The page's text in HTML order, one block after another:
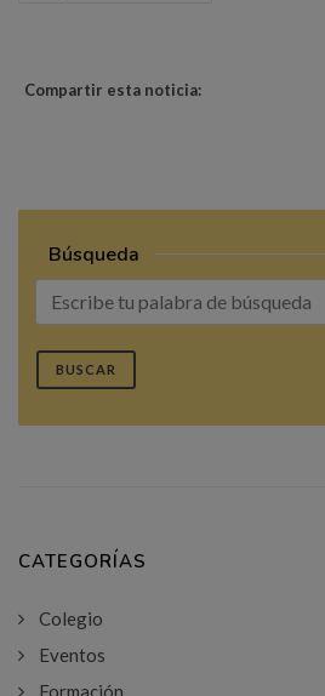
Compartir esta noticia:
Búsqueda
BUSCAR
CATEGORÍAS
Colegio
Eventos
Formación